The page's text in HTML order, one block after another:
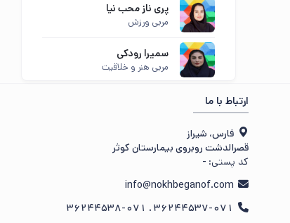
پری ناز محب نیا
مربی ورزش
سمیرا رودکی
مربی هنر و خلاقیت
ارتباط با ما
فارس، شیراز
قصرالدشت روبروی بیمارستان کوثر
کد پستی: -
info@nokhbeganof.com
36244537-071 ، 36244538-071